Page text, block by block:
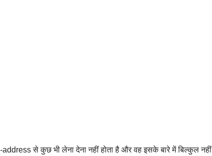
से कुछ भी लेना देना नहीं होता है और वह इसके बारे में बिल्कुल नहीं